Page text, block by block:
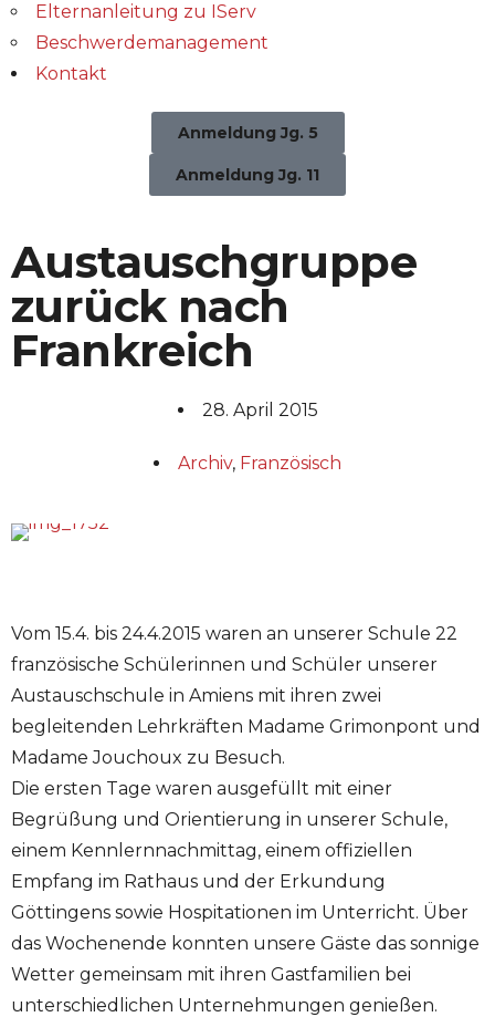
Elternanleitung zu IServ
Beschwerdemanagement
Kontakt
Anmeldung Jg. 5
Anmeldung Jg. 11
Austauschgruppe
zurück nach
Frankreich
28. April 2015
Archiv, Französisch
Vom 15.4. bis 24.4.2015 waren an unserer Schule 22
französische Schülerinnen und Schüler unserer
Austauschschule in Amiens mit ihren zwei
begleitenden Lehrkräften Madame Grimonpont und
Madame Jouchoux zu Besuch.
Die ersten Tage waren ausgefüllt mit einer
Begrüßung und Orientierung in unserer Schule,
einem Kennlernnachmittag, einem offiziellen
Empfang im Rathaus und der Erkundung
Göttingens sowie Hospitationen im Unterricht. Über
das Wochenende konnten unsere Gäste das sonnige
Wetter gemeinsam mit ihren Gastfamilien bei
unterschiedlichen Unternehmungen genießen.